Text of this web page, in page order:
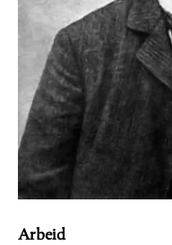
Arbeid